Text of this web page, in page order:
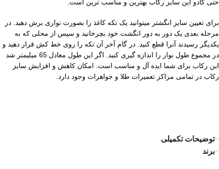
حتی کادو این سایز رکاب بهترین و مناسب ترین است.
برای تعیین سایز انگشتر میتوانید یک تکه کاغذ را بصورت نواری برش دهید. در
مرحله بعدی یک دور به دور انگشت خود بچرخانید و سپس از محلی که به
یکدیگر رسیدند آنرا قطع کنید. در گام آخر آن تکه را روی خط کش قرار دهید و
در مجموع طول نوار را اندازه گیری کنید. اگر این طول معادل 65 میلیمتر شد
این رکاب برای شما ایده آل و مناسب است. امکان کاهش و افزایش سایز
رکاب در تمامی مراکز تعمیرات طلا و جواهرات وجود دارد.
توضیحات تکمیلی
برند